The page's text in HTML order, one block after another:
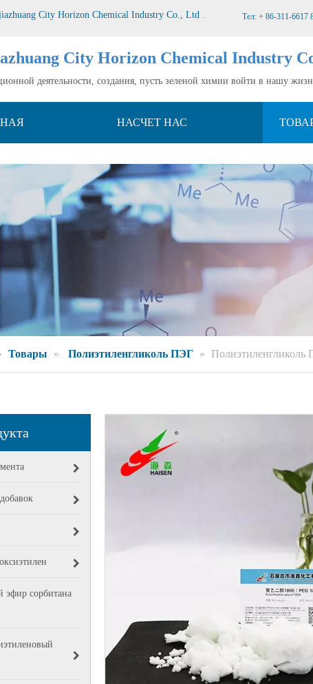
City Horizon Chemical Industry Co., Ltd . Тел: + 86-311-6617
City Horizon Chemical Industry
деятельности, создания, пусть зеленой химии войти в нашу
НАСЧЕТ НАС
Товары » Полиэтиленгликоль ПЭГ » Полиэтиленгликоль
эфир сорбитана